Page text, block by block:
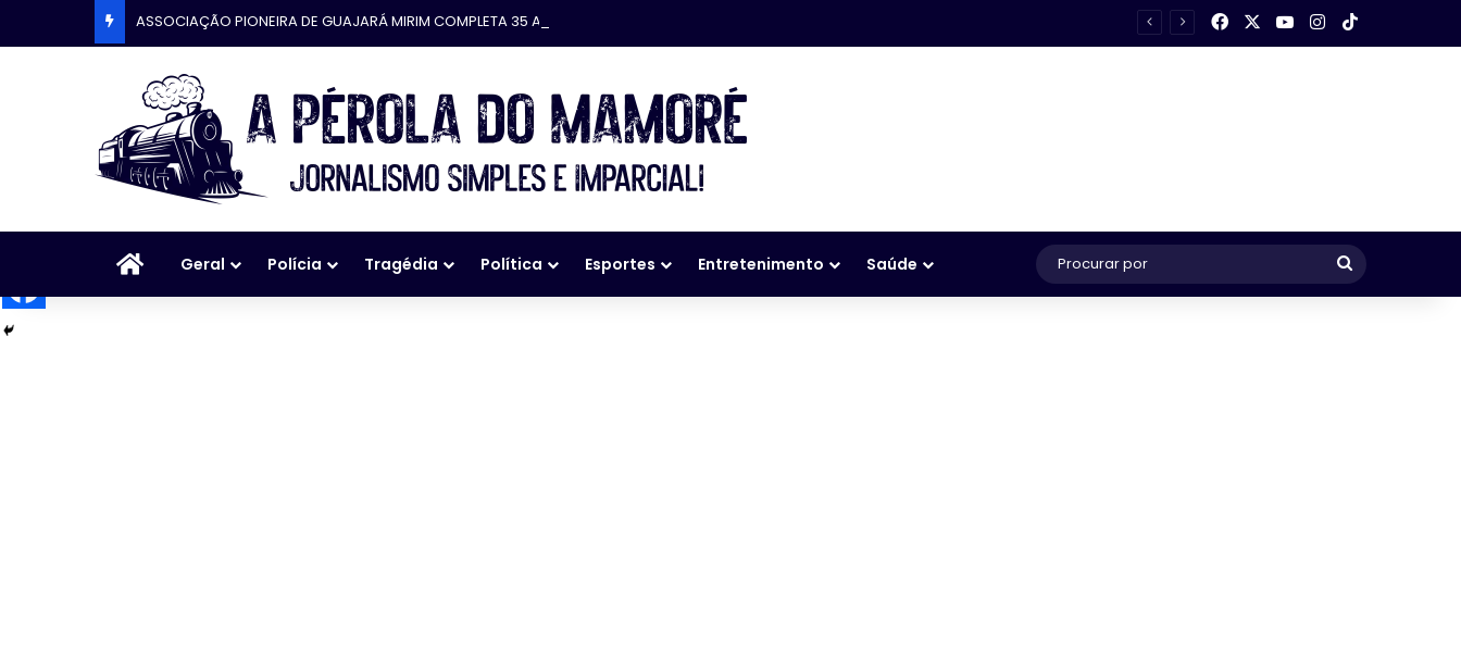
ASSOCIAÇÃO PIONEIRA DE GUAJARÁ MIRIM COMPLETA 35 ANOS FacebookYouTubeInstagram
InícioGeral Polícia Tragédia Política Esportes Entretenimento Saúde
Procurar
por